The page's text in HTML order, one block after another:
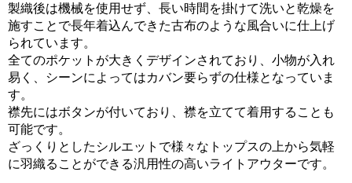
製織後は機械を使用せず、長い時間を掛けて洗いと乾燥を
施すことで長年着込んできた古布のような風合いに仕上げ
られています。
全てのポケットが大きくデザインされており、小物が入れ
易く、シーンによってはカバン要らずの仕様となっていま
す。
襟先にはボタンが付いており、襟を立てて着用することも
可能です。
ざっくりとしたシルエットで様々なトップスの上から気軽
に羽織ることができる汎用性の高いライトアウターです。